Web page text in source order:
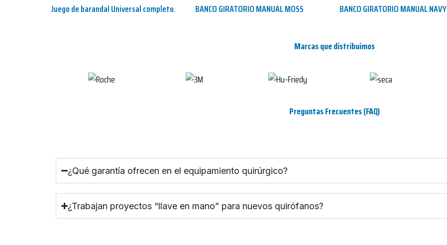
Juego de barandal Universal completo. BANCO GIRATORIO MANUAL MOSS BANCO GIRATORIO MANUAL NAVY
Marcas que distribuimos
Preguntas Frecuentes (FAQ)
¿Qué garantía ofrecen en el equipamiento quirúrgico?
¿Trabajan proyectos “llave en mano” para nuevos quirófanos?